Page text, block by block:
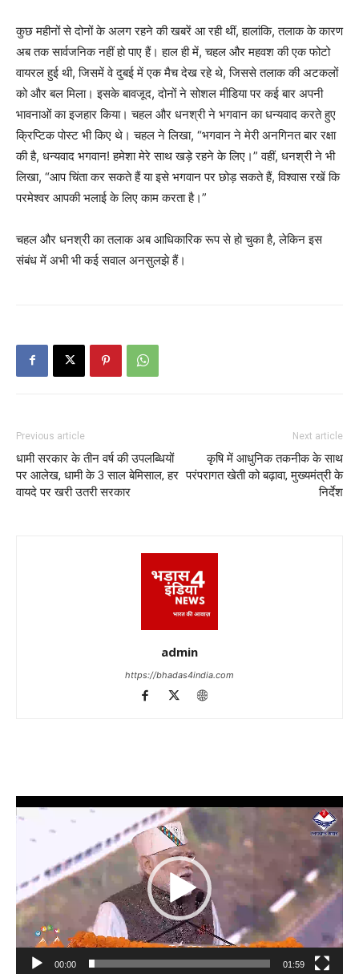
कुछ महीनों से दोनों के अलग रहने की खबरें आ रही थीं, हालांकि, तलाक के कारण
अब तक सार्वजनिक नहीं हो पाए हैं। हाल ही में, चहल और महवश की एक फोटो
वायरल हुई थी, जिसमें वे दुबई में एक मैच देख रहे थे, जिससे तलाक की अटकलों
को और बल मिला। इसके बावजूद, दोनों ने सोशल मीडिया पर कई बार अपनी
भावनाओं का इजहार किया। चहल और धनश्री ने भगवान का धन्यवाद करते हुए
क्रिप्टिक पोस्ट भी किए थे। चहल ने लिखा, “भगवान ने मेरी अनगिनत बार रक्षा
की है, धन्यवाद भगवान! हमेशा मेरे साथ खड़े रहने के लिए।” वहीं, धनश्री ने भी
लिखा, “आप चिंता कर सकते हैं या इसे भगवान पर छोड़ सकते हैं, विश्वास रखें कि
परमेश्वर आपकी भलाई के लिए काम करता है।”
चहल और धनश्री का तलाक अब आधिकारिक रूप से हो चुका है, लेकिन इस
संबंध में अभी भी कई सवाल अनसुलझे हैं।
Previous article
धामी सरकार के तीन वर्ष की उपलब्धियों
पर आलेख, धामी के 3 साल बेमिसाल, हर
वायदे पर खरी उतरी सरकार
Next article
कृषि में आधुनिक तकनीक के साथ
परंपरागत खेती को बढ़ावा, मुख्यमंत्री के
निर्देश
admin
https://bhadas4india.com
Video
Player
00:00 01:59